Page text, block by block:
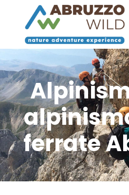
ferrate